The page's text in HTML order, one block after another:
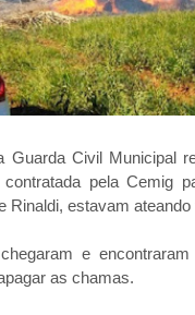
Guarda Civil Municipal
pela Cemig
Rinaldi, estavam ateando
e
as chamas.